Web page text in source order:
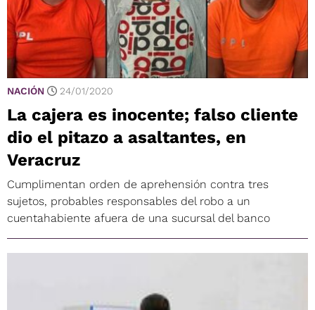
NACIÓN 24/01/2020
La cajera es inocente; falso cliente
dio el pitazo a asaltantes, en
Veracruz
Cumplimentan orden de aprehensión contra tres
sujetos, probables responsables del robo a un
cuentahabiente afuera de una sucursal del banco